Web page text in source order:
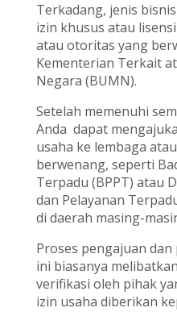
Terkadang, jenis
izin khusus atau
atau otoritas yang
Kementerian Terkait
Negara (BUMN).
Setelah memenuhi
Anda dapat
usaha ke lembaga
berwenang, seperti
Terpadu (BPPT) atau
dan Pelayanan
di daerah masing-
Proses pengajuan
ini biasanya
verifikasi oleh pihak
izin usaha diberikan